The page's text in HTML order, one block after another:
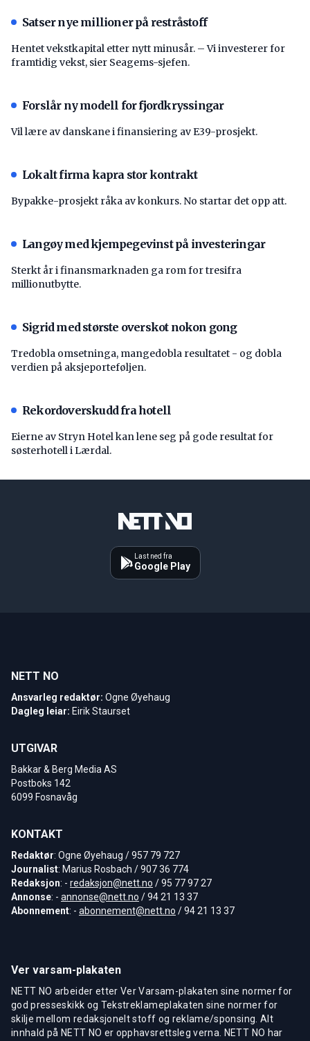
Satser nye millioner på restråstoff
Hentet vekstkapital etter nytt minusår. – Vi investerer for
framtidig vekst, sier Seagems-sjefen.
Forslår ny modell for fjordkryssingar
Vil lære av danskane i finansiering av E39-prosjekt.
Lokalt firma kapra stor kontrakt
Bypakke-prosjekt råka av konkurs. No startar det opp att.
Langøy med kjempegevinst på investeringar
Sterkt år i finansmarknaden ga rom for tresifra
millionutbytte.
Sigrid med største overskot nokon gong
Tredobla omsetninga, mangedobla resultatet - og dobla
verdien på aksjeporteføljen.
Rekordoverskudd fra hotell
Eierne av Stryn Hotel kan lene seg på gode resultat for
søsterhotell i Lærdal.
Last ned fra
Google Play
NETT NO
Ansvarleg redaktør: Ogne Øyehaug
Dagleg leiar: Eirik Staurset
UTGIVAR
Bakkar & Berg Media AS
Postboks 142
6099 Fosnavåg
KONTAKT
Redaktør: Ogne Øyehaug / 957 79 727
Journalist: Marius Rosbach / 907 36 774
Redaksjon: - redaksjon@nett.no / 95 77 97 27
Annonse: - annonse@nett.no / 94 21 13 37
Abonnement: - abonnement@nett.no / 94 21 13 37
Ver varsam-plakaten
NETT NO arbeider etter Ver Varsam-plakaten sine normer for
god presseskikk og Tekstreklameplakaten sine normer for
skilje mellom redaksjonelt stoff og reklame/sponsing. Alt
innhald på NETT NO er opphavsrettsleg verna. NETT NO har